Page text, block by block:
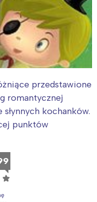
przedstawione
romantycznej
kochanków.
punktów
☆